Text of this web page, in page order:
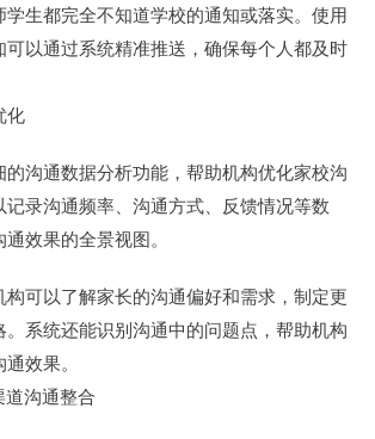
学生都完全不知道学校的通知或落实。使用
以通过系统精准推送，确保每个人都及时
化
沟通数据分析功能，帮助机构优化家校沟
录沟通频率、沟通方式、反馈情况等数
效果的全景视图。
可以了解家长的沟通偏好和需求，制定更
。系统还能识别沟通中的问题点，帮助机构
效果。
道沟通整合